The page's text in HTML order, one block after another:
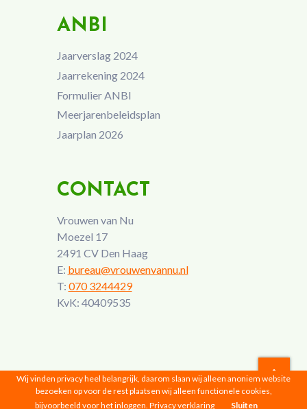
ANBI
Jaarverslag 2024
Jaarrekening 2024
Formulier ANBI
Meerjarenbeleidsplan
Jaarplan 2026
CONTACT
Vrouwen van Nu
Moezel 17
2491 CV Den Haag
E: bureau@vrouwenvannu.nl
T: 070 3244429
KvK: 40409535
Vrouwen van Nu © 2026 |Privacyverklaring
Wij vinden privacy heel belangrijk, daarom slaan wij alleen anoniem website
bezoeken op voor de rest plaatsen wij alleen functionele cookies,
bijvoorbeeld voor het inloggen. Privacy verklaring Sluiten